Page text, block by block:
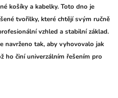
košíky a kabelky. Toto dno je
tvořilky, které chtějí svým ručně
vzhled a stabilní základ.
navrženo tak, aby vyhovovalo jak
ho činí univerzálním řešením pro